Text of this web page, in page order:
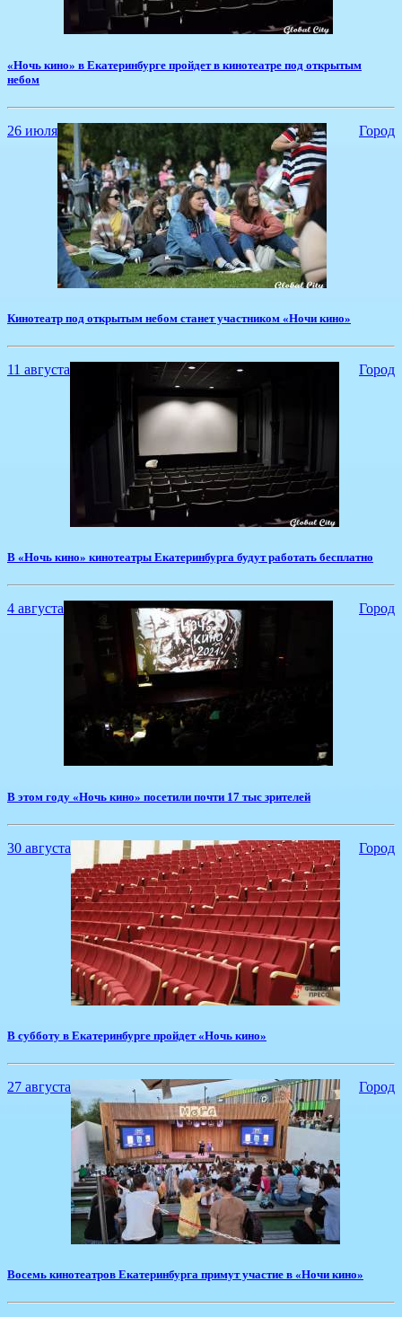
​«Ночь кино» в Екатеринбурге пройдет в кинотеатре под открытым
небом
26 июля Город
​Кинотеатр под открытым небом станет участником «Ночи кино»
11 августа Город
В «Ночь кино» кинотеатры Екатеринбурга будут работать бесплатно
4 августа Город
​В этом году «Ночь кино» посетили почти 17 тыс зрителей
30 августа Город
​В субботу в Екатеринбурге пройдет «Ночь кино»
27 августа Город
Восемь кинотеатров Екатеринбурга примут участие в «Ночи кино»